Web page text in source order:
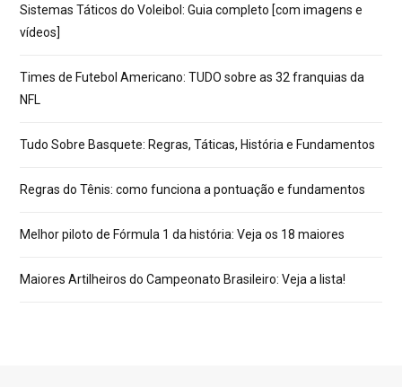
Sistemas Táticos do Voleibol: Guia completo [com imagens e
vídeos]
Times de Futebol Americano: TUDO sobre as 32 franquias da
NFL
Tudo Sobre Basquete: Regras, Táticas, História e Fundamentos
Regras do Tênis: como funciona a pontuação e fundamentos
Melhor piloto de Fórmula 1 da história: Veja os 18 maiores
Maiores Artilheiros do Campeonato Brasileiro: Veja a lista!